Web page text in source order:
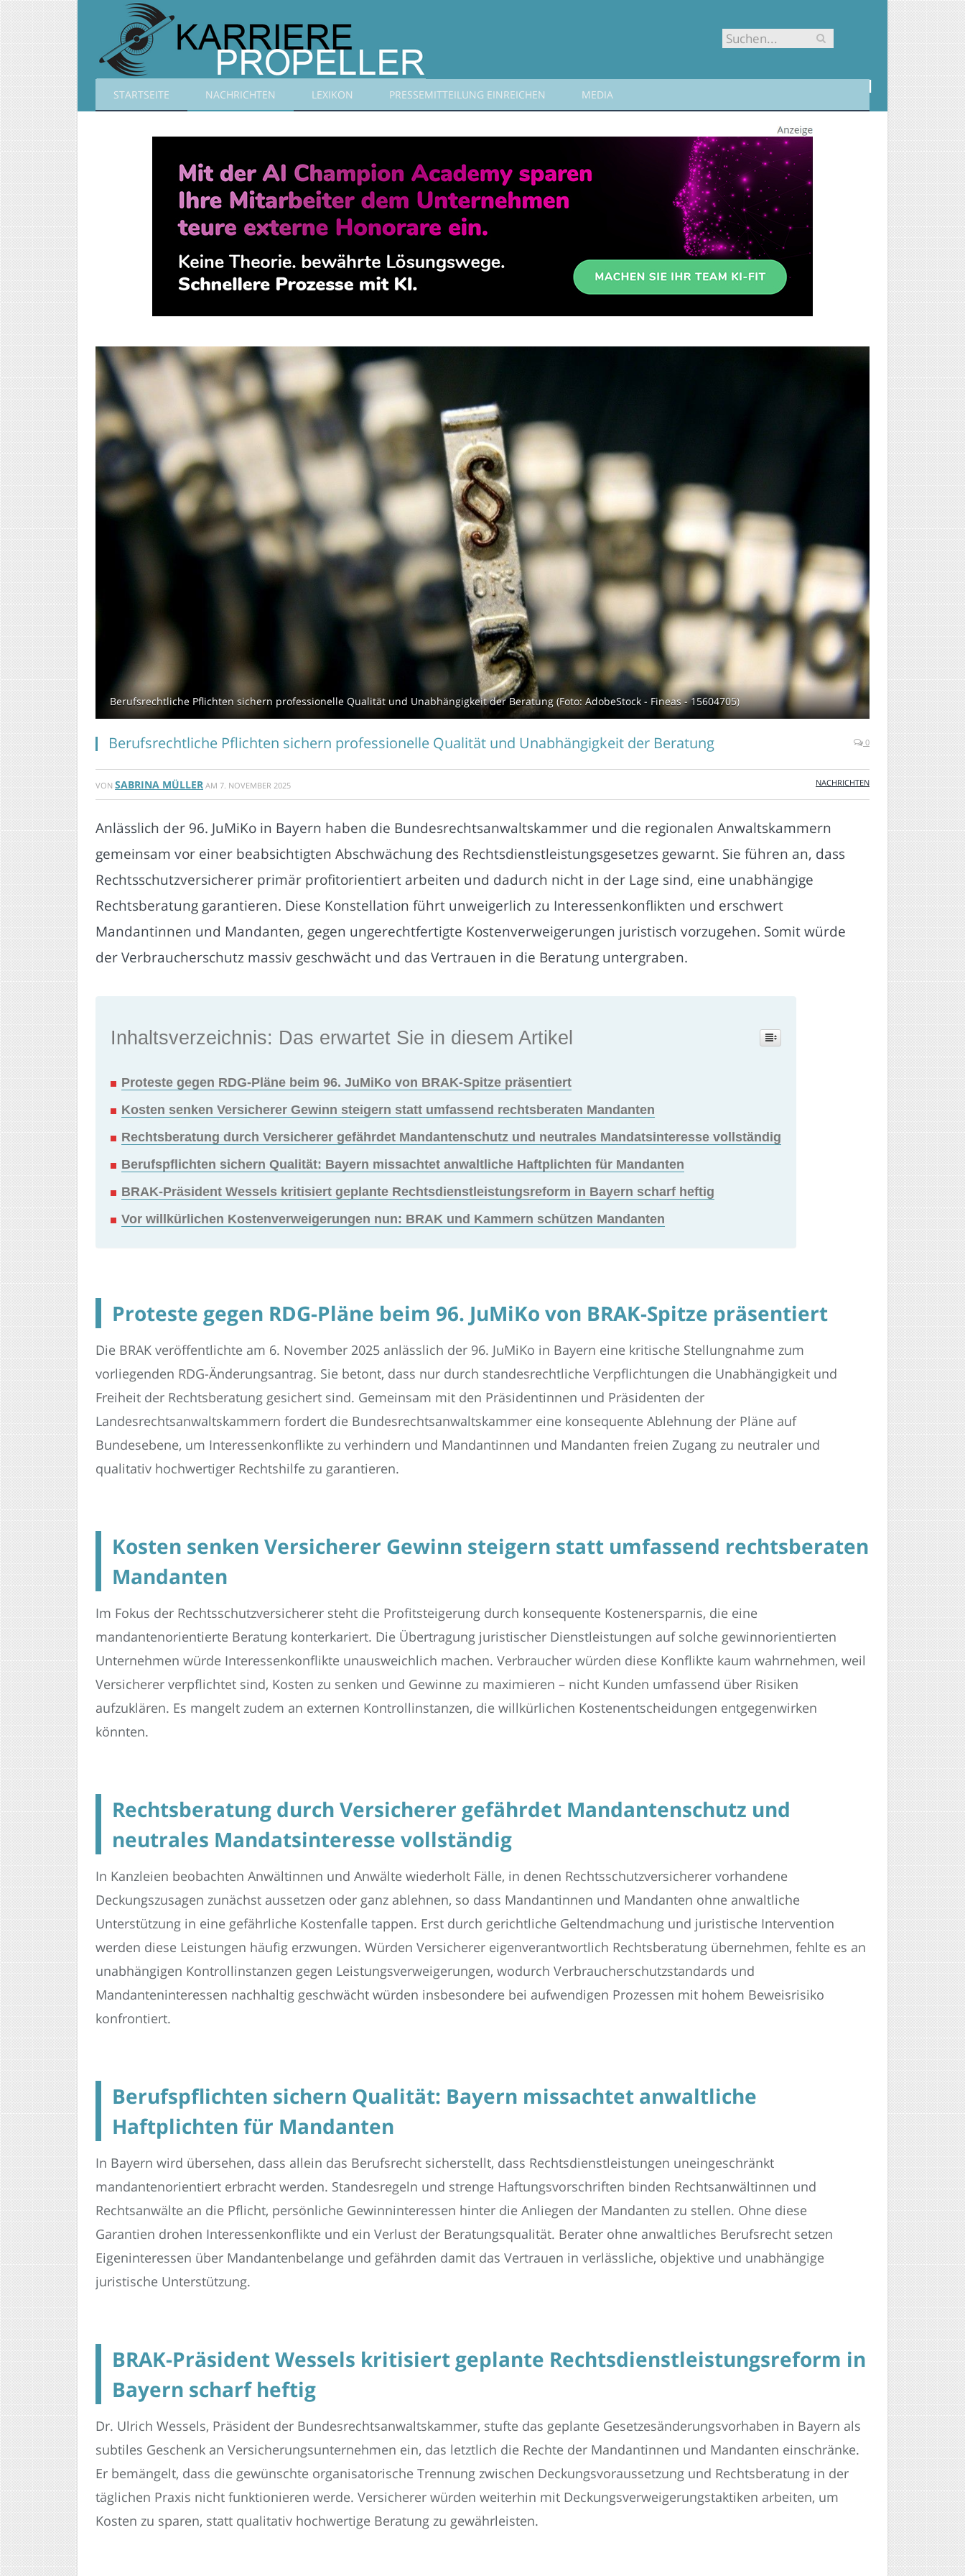
Karrierepropeller
STARTSEITE NACHRICHTEN LEXIKON PRESSEMITTEILUNG EINREICHEN MEDIA
Berufsrechtliche Pflichten sichern professionelle Qualität und Unabhängigkeit der Beratung (Foto: AdobeStock - Fineas - 15604705)
Berufsrechtliche Pflichten sichern professionelle Qualität und Unabhängigkeit der Beratung 0
VON SABRINA MÜLLER AM 7. NOVEMBER 2025 NACHRICHTEN
Anlässlich der 96. JuMiKo in Bayern haben die Bundesrechtsanwaltskammer und die regionalen Anwaltskammern
gemeinsam vor einer beabsichtigten Abschwächung des Rechtsdienstleistungsgesetzes gewarnt. Sie führen an, dass
Rechtsschutzversicherer primär profitorientiert arbeiten und dadurch nicht in der Lage sind, eine unabhängige
Rechtsberatung garantieren. Diese Konstellation führt unweigerlich zu Interessenkonflikten und erschwert
Mandantinnen und Mandanten, gegen ungerechtfertigte Kostenverweigerungen juristisch vorzugehen. Somit würde
der Verbraucherschutz massiv geschwächt und das Vertrauen in die Beratung untergraben.
Inhaltsverzeichnis: Das erwartet Sie in diesem Artikel
Proteste gegen RDG-Pläne beim 96. JuMiKo von BRAK-Spitze präsentiert
Kosten senken Versicherer Gewinn steigern statt umfassend rechtsberaten Mandanten
Rechtsberatung durch Versicherer gefährdet Mandantenschutz und neutrales Mandatsinteresse vollständig
Berufspflichten sichern Qualität: Bayern missachtet anwaltliche Haftplichten für Mandanten
BRAK-Präsident Wessels kritisiert geplante Rechtsdienstleistungsreform in Bayern scharf heftig
Vor willkürlichen Kostenverweigerungen nun: BRAK und Kammern schützen Mandanten
Proteste gegen RDG-Pläne beim 96. JuMiKo von BRAK-Spitze präsentiert
Die BRAK veröffentlichte am 6. November 2025 anlässlich der 96. JuMiKo in Bayern eine kritische Stellungnahme zum
vorliegenden RDG-Änderungsantrag. Sie betont, dass nur durch standesrechtliche Verpflichtungen die Unabhängigkeit und
Freiheit der Rechtsberatung gesichert sind. Gemeinsam mit den Präsidentinnen und Präsidenten der
Landesrechtsanwaltskammern fordert die Bundesrechtsanwaltskammer eine konsequente Ablehnung der Pläne auf
Bundesebene, um Interessenkonflikte zu verhindern und Mandantinnen und Mandanten freien Zugang zu neutraler und
qualitativ hochwertiger Rechtshilfe zu garantieren.
Kosten senken Versicherer Gewinn steigern statt umfassend rechtsberaten
Mandanten
Im Fokus der Rechtsschutzversicherer steht die Profitsteigerung durch konsequente Kostenersparnis, die eine
mandantenorientierte Beratung konterkariert. Die Übertragung juristischer Dienstleistungen auf solche gewinnorientierten
Unternehmen würde Interessenkonflikte unausweichlich machen. Verbraucher würden diese Konflikte kaum wahrnehmen, weil
Versicherer verpflichtet sind, Kosten zu senken und Gewinne zu maximieren – nicht Kunden umfassend über Risiken
aufzuklären. Es mangelt zudem an externen Kontrollinstanzen, die willkürlichen Kostenentscheidungen entgegenwirken
könnten.
Rechtsberatung durch Versicherer gefährdet Mandantenschutz und
neutrales Mandatsinteresse vollständig
In Kanzleien beobachten Anwältinnen und Anwälte wiederholt Fälle, in denen Rechtsschutzversicherer vorhandene
Deckungszusagen zunächst aussetzen oder ganz ablehnen, so dass Mandantinnen und Mandanten ohne anwaltliche
Unterstützung in eine gefährliche Kostenfalle tappen. Erst durch gerichtliche Geltendmachung und juristische Intervention
werden diese Leistungen häufig erzwungen. Würden Versicherer eigenverantwortlich Rechtsberatung übernehmen, fehlte es an
unabhängigen Kontrollinstanzen gegen Leistungsverweigerungen, wodurch Verbraucherschutzstandards und
Mandanteninteressen nachhaltig geschwächt würden insbesondere bei aufwendigen Prozessen mit hohem Beweisrisiko
konfrontiert.
Berufspflichten sichern Qualität: Bayern missachtet anwaltliche
Haftplichten für Mandanten
In Bayern wird übersehen, dass allein das Berufsrecht sicherstellt, dass Rechtsdienstleistungen uneingeschränkt
mandantenorientiert erbracht werden. Standesregeln und strenge Haftungsvorschriften binden Rechtsanwältinnen und
Rechtsanwälte an die Pflicht, persönliche Gewinninteressen hinter die Anliegen der Mandanten zu stellen. Ohne diese
Garantien drohen Interessenkonflikte und ein Verlust der Beratungsqualität. Berater ohne anwaltliches Berufsrecht setzen
Eigeninteressen über Mandantenbelange und gefährden damit das Vertrauen in verlässliche, objektive und unabhängige
juristische Unterstützung.
BRAK-Präsident Wessels kritisiert geplante Rechtsdienstleistungsreform in
Bayern scharf heftig
Dr. Ulrich Wessels, Präsident der Bundesrechtsanwaltskammer, stufte das geplante Gesetzesänderungsvorhaben in Bayern als
subtiles Geschenk an Versicherungsunternehmen ein, das letztlich die Rechte der Mandantinnen und Mandanten einschränke.
Er bemängelt, dass die gewünschte organisatorische Trennung zwischen Deckungsvoraussetzung und Rechtsberatung in der
täglichen Praxis nicht funktionieren werde. Versicherer würden weiterhin mit Deckungsverweigerungstaktiken arbeiten, um
Kosten zu sparen, statt qualitativ hochwertige Beratung zu gewährleisten.